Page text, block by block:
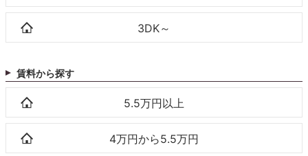
3DK～
賃料から探す
5.5万円以上
4万円から5.5万円